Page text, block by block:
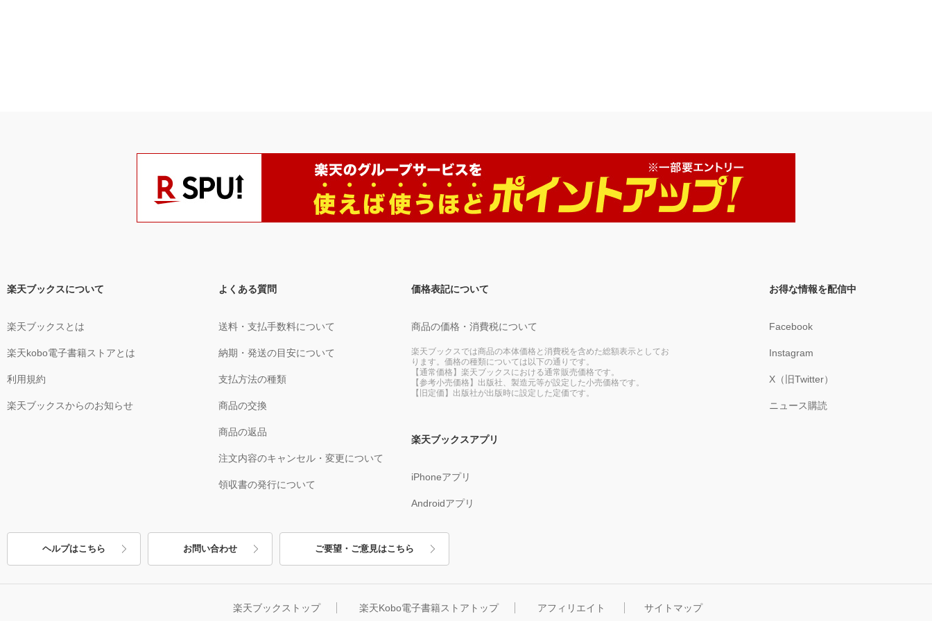
楽天ブックスについて
楽天ブックスとは
楽天kobo電子書籍ストアとは
利用規約
楽天ブックスからのお知らせ
よくある質問
送料・支払手数料について
納期・発送の目安について
支払方法の種類
商品の交換
商品の返品
注文内容のキャンセル・変更について
領収書の発行について
価格表記について
商品の価格・消費税について
楽天ブックスでは商品の本体価格と消費税を含めた総額表示としてお
ります。価格の種類については以下の通りです。
【通常価格】楽天ブックスにおける通常販売価格です。
【参考小売価格】出版社、製造元等が設定した小売価格です。
【旧定価】出版社が出版時に設定した定価です。
楽天ブックスアプリ
iPhoneアプリ
Androidアプリ
お得な情報を配信中
Facebook
Instagram
X（旧Twitter）
ニュース購読
ヘルプはこちら お問い合わせ ご要望・ご意見はこちら
楽天ブックストップ 楽天Kobo電子書籍ストアトップ アフィリエイト サイトマップ